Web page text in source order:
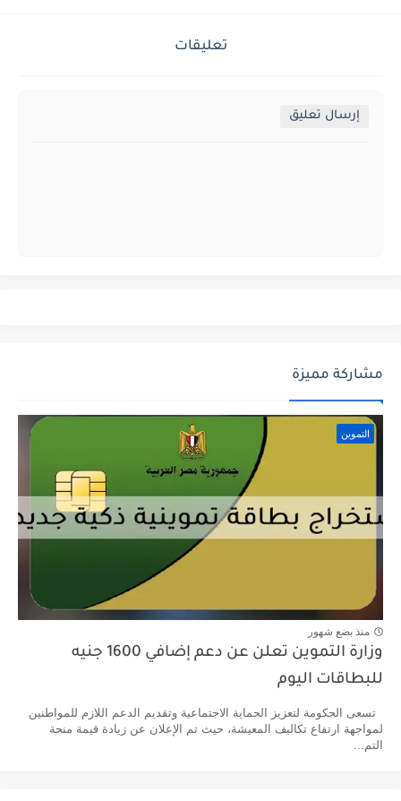
تعليقات
إرسال تعليق
مشاركة مميزة
التموين
منذ بضع شهور
وزارة التموين تعلن عن دعم إضافي 1600 جنيه
للبطاقات اليوم
تسعى الحكومة لتعزيز الحماية الاجتماعية وتقديم الدعم اللازم للمواطنين
لمواجهة ارتفاع تكاليف المعيشة، حيث تم الإعلان عن زيادة قيمة منحة
التم...